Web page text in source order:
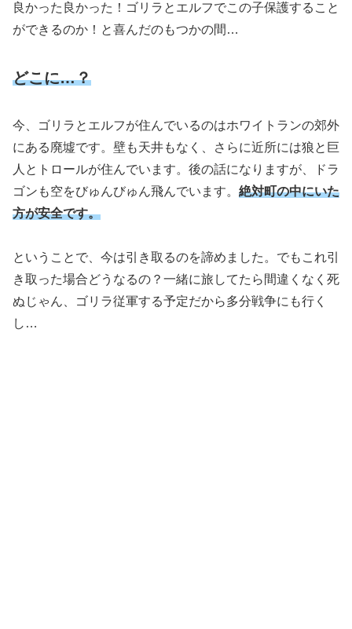
良かった良かった！ゴリラとエルフでこの子保護すること
ができるのか！と喜んだのもつかの間…
どこに…？
今、ゴリラとエルフが住んでいるのはホワイトランの郊外
にある廃墟です。壁も天井もなく、さらに近所には狼と巨
人とトロールが住んでいます。後の話になりますが、ドラ
ゴンも空をびゅんびゅん飛んでいます。 絶対町の中にいた
方が安全です。
ということで、今は引き取るのを諦めました。でもこれ引
き取った場合どうなるの？一緒に旅してたら間違くなく死
ぬじゃん、ゴリラ従軍する予定だから多分戦争にも行く
し…